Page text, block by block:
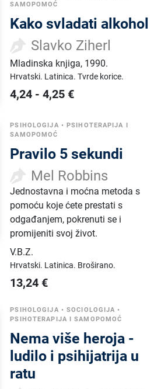
SAMOPOMOĆ
Kako svladati alkohol
Slavko Ziherl
Mladinska knjiga, 1990.
Hrvatski. Latinica.Tvrde korice.
4,24 -4,25 €
PSIHOLOGIJA • PSIHOTERAPIJA I
SAMOPOMOĆ
Pravilo 5 sekundi
Mel Robbins
Jednostavna i moćna metoda s
pomoću koje ćete prestati s
odgađanjem, pokrenuti se i
promijeniti svoj život.
V.B.Z.
Hrvatski. Latinica. Broširano.
13,24 €
PSIHOLOGIJA •SOCIOLOGIJA •
PSIHOTERAPIJA I SAMOPOMOĆ
Nema više heroja -
ludilo i psihijatrija u
ratu